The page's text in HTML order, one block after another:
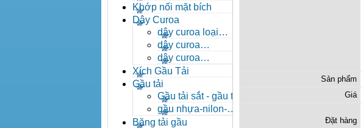
Khớp nối mặt bích
Dây Curoa
dây curoa loại
A,B,C,D,E
dây curoa
SPZ,SPA,SPB,SPC
dây curoa
XPZ,XPA,XPB,XPC
Xích Gầu Tải
Gầu tải
Gầu tải sắt - gầu tải
inox
gầu nhựa-nilon-
HDPE
Băng tải gầu
Sản phẩm
Giá
Đặt hàng